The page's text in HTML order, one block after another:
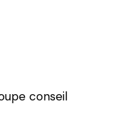
conseil